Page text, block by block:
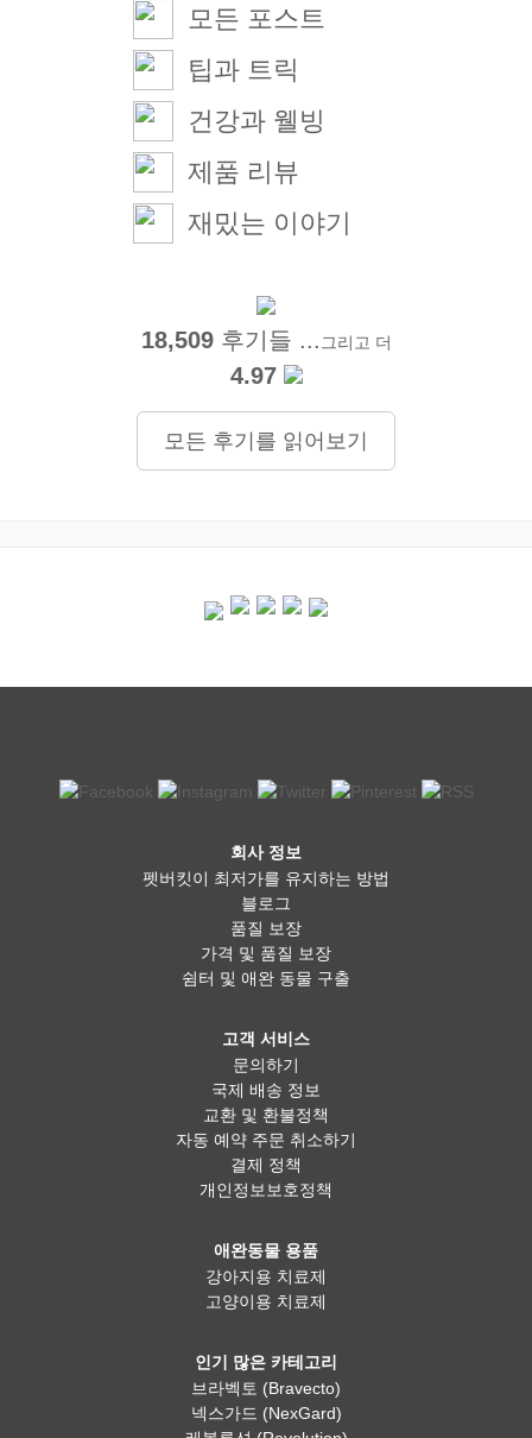
모든 포스트
팁과 트릭
건강과 웰빙
제품 리뷰
재밌는 이야기
18,509후기들 ... 그리고 더
4.97
모든 후기를 읽어보기
회사 정보
펫버킷이 최저가를 유지하는 방법
블로그
품질 보장
가격 및 품질 보장
쉼터 및 애완 동물 구출
고객 서비스
문의하기
국제 배송 정보
교환 및 환불정책
자동 예약 주문 취소하기
결제 정책
개인정보보호정책
애완동물 용품
강아지용 치료제
고양이용 치료제
인기 많은 카테고리
브라벡토 (Bravecto)
넥스가드 (NexGard)